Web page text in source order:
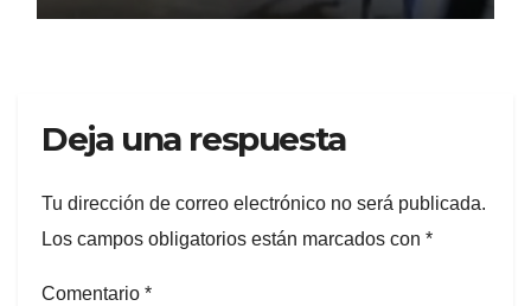
Deja una respuesta
Tu dirección de correo electrónico no será publicada.
Los campos obligatorios están marcados con *
Comentario *